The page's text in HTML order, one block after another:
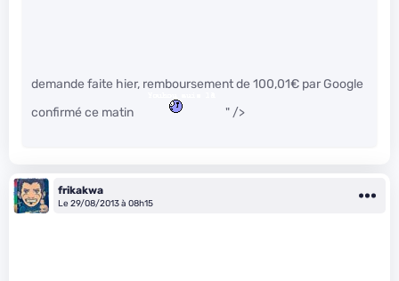
demande faite hier, remboursement de 100,01€ par Google
confirmé ce matin
" />
frikakwa
Le 29/08/2013 à 08h15